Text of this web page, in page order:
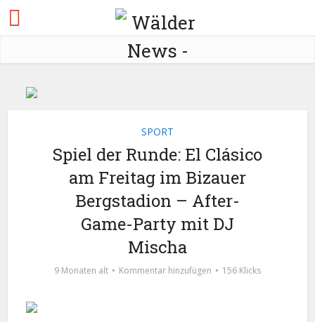
SPORT
Spiel der Runde: El Clásico
am Freitag im Bizauer
Bergstadion – After-
Game-Party mit DJ
Mischa
9 Monaten alt Kommentar hinzufügen 156 Klicks